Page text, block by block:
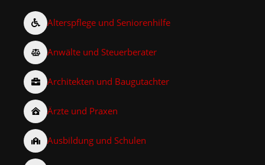
Alterspflege und Seniorenhilfe
Anwälte und Steuerberater
Architekten und Baugutachter
Ärzte und Praxen
Ausbildung und Schulen